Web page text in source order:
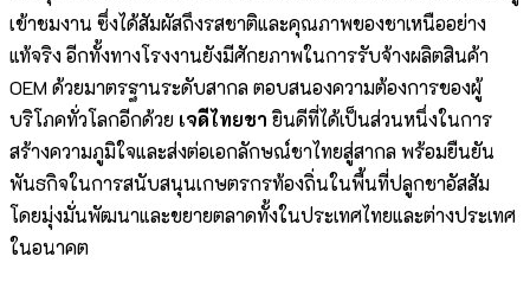
เข้าชมงาน ซึ่งได้สัมผัสถึงรสชาติและคุณภาพของชาเหนืออย่าง
แท้จริง อีกทั้งทางโรงงานยังมีศักยภาพในการรับจ้างผลิตสินค้า
OEM ด้วยมาตรฐานระดับสากล ตอบสนองความต้องการของผู้
บริโภคทั่วโลกอีกด้วย เจดีไทยชา ยินดีที่ได้เป็นส่วนหนึ่งในการ
สร้างความภูมิใจและส่งต่อเอกลักษณ์ชาไทยสู่สากล พร้อมยืนยัน
พันธกิจในการสนับสนุนเกษตรกรท้องถิ่นในพื้นที่ปลูกชาอัสสัม
โดยมุ่งมั่นพัฒนาและขยายตลาดทั้งในประเทศไทยและต่างประเทศ
ในอนาคต